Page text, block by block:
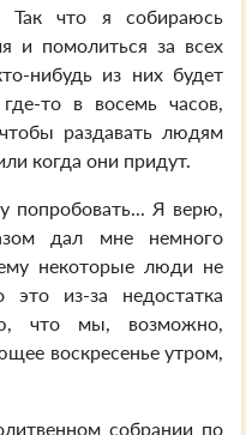
Так что я собираюсь
и помолиться за всех
нибудь из них будет
то в восемь часов,
раздавать людям
когда они придут.
попробовать... Я верю,
дал мне немного
некоторые люди не
из-за недостатка
что мы, возможно,
воскресенье утром,
собрании по